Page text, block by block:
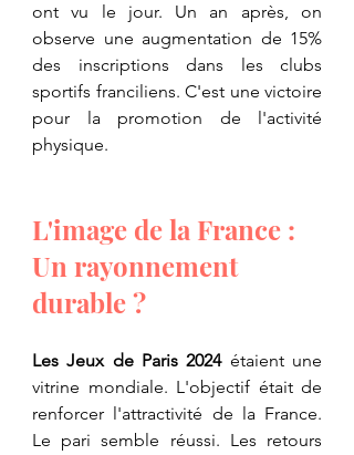
ont vu le jour. Un an après, on
observe une augmentation de 15%
des inscriptions dans les clubs
sportifs franciliens. C'est une victoire
pour la promotion de l'activité
physique.
L'image de la France :
Un rayonnement
durable ?
Les Jeux de Paris 2024 étaient une
vitrine mondiale. L'objectif était de
renforcer l'attractivité de la France.
Le pari semble réussi. Les retours